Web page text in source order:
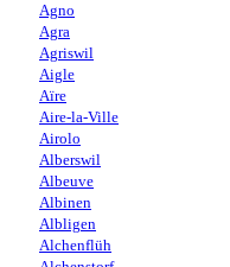
Agno
Agra
Agriswil
Aigle
Aïre
Aire-la-Ville
Airolo
Alberswil
Albeuve
Albinen
Albligen
Alchenflüh